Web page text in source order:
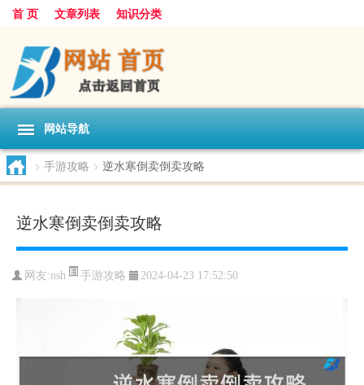
首 页 文章列表 知识分类
网站导航
> 手游攻略 > 逆水寒倒卖倒卖攻略
逆水寒倒卖倒卖攻略
网友:nsh 手游攻略 2024-04-23 17:52:50